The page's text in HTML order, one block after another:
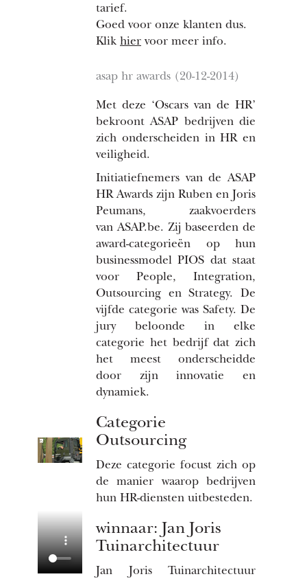
tarief.
Goed voor onze klanten dus.
Klik hier voor meer info.
asap hr awards (20-12-2014)
Met deze ‘Oscars van de HR’
bekroont ASAP bedrijven die
zich onderscheiden in HR en
veiligheid.
Initiatiefnemers van de ASAP
HR Awards zijn Ruben en Joris
Peumans, zaakvoerders
vanASAP.be. Zij baseerden de
award-categorieën op hun
businessmodel PIOS dat staat
voor People, Integration,
Outsourcing en Strategy. De
vijfde categorie was Safety. De
jury beloonde in elke
categorie het bedrijf dat zich
het meest onderscheidde
door zijn innovatie en
dynamiek.
Categorie
Outsourcing
Deze categorie focust zich op
de manier waarop bedrijven
hun HR-diensten uitbesteden.
winnaar: Jan Joris
Tuinarchitectuur
Jan Joris Tuinarchitectuur